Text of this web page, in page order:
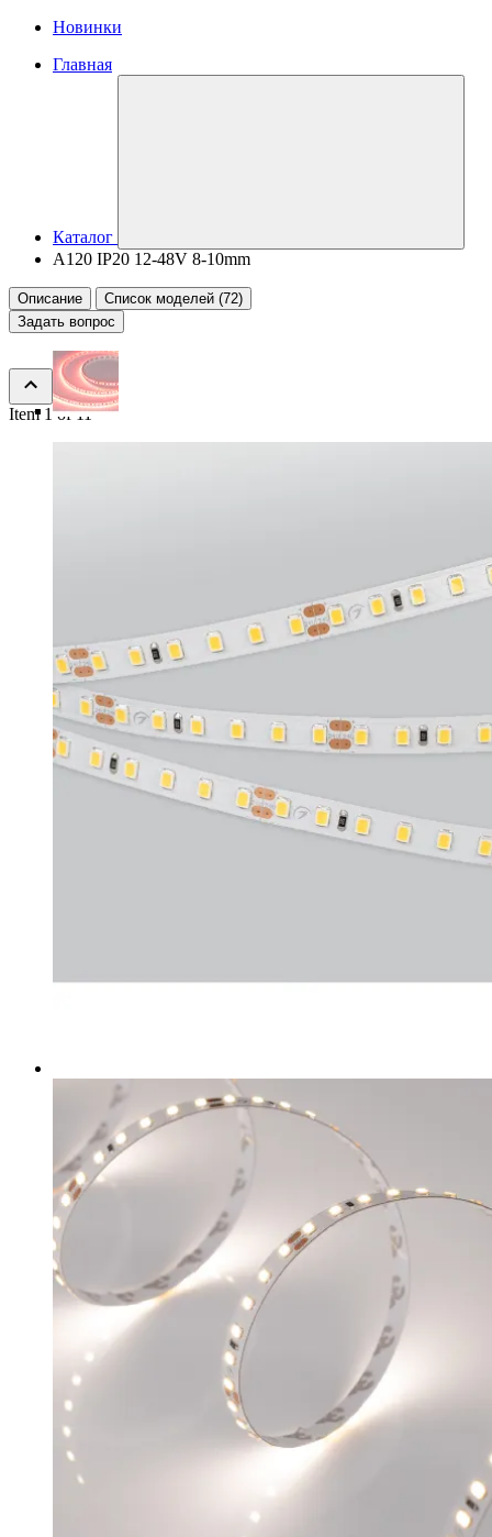
Новинки
Главная
Каталог
A120 IP20 12-48V 8-10mm
Описание
Список моделей (72)
Задать вопрос
Item 1 of 11